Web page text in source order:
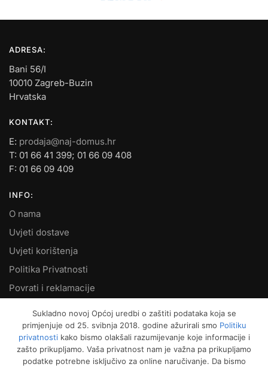
ADRESA:
Bani 56/I
10010 Zagreb-Buzin
Hrvatska
KONTAKT:
E: prodaja@naj-domus.hr
T: 01 66 41 399; 01 66 09 408
F: 01 66 09 409
INFO:
O nama
Uvjeti dostave
Uvjeti korištenja
Politika Privatnosti
Povrati i reklamacije
MOJ RAČUN:
Moje narudžbe
Sukladno novoj Općoj uredbi o zaštiti podataka koja se
primjenjuje od 25. svibnja 2018. godine ažurirali smo Politiku
privatnostikako bismo olakšali razumijevanje koje informacije i
zašto prikupljamo. Vaša privatnost nam je važna pa prikupljamo
podatke potrebne isključivo za online naručivanje. Da bismo